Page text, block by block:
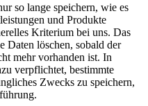
so lange speichern, wie es
und Produkte
Kriterium bei uns. Das
Daten löschen, sobald der
mehr vorhanden ist. In
verpflichtet, bestimmte
Zwecks zu speichern,